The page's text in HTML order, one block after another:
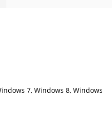
7, Windows 8, Windows